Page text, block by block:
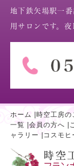
地下鉄矢場駅一
用サロンです。
ホーム 時空工房の
一覧
会員の方へ
ャラリー
コスモヒ